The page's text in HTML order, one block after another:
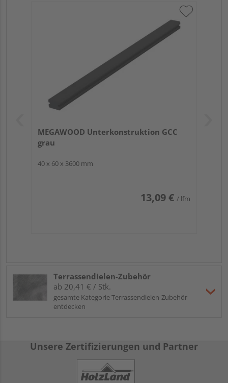
MEGAWOOD Unterkonstruktion GCC
grau
40 x 60 x 3600 mm
13,09 € / lfm
Terrassendielen-Zubehör
ab 20,41 € / Stk.
gesamte Kategorie Terrassendielen-Zubehör
entdecken
Unsere Zertifizierungen und Partner